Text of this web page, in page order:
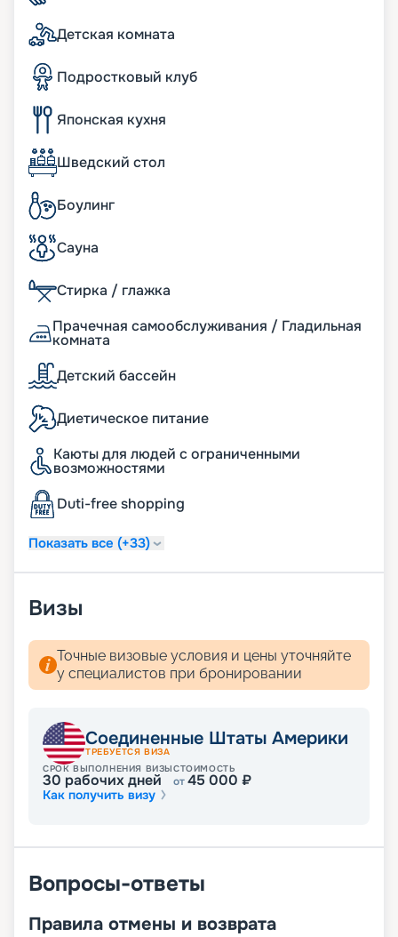
суши с собой. Предусмотрено и детское меню.
При желании вы можете заказать еду в каюту.
Детская комната
Подростковый клуб
Японская кухня
Шведский стол
Боулинг
Сауна
Стирка / глажка
Прачечная самообслуживания / Гладильная
комната
Детский бассейн
Диетическое питание
Каюты для людей с ограниченными
возможностями
Duti-free shopping
Показать все (+33)
Визы
Точные визовые условия и цены уточняйте
у специалистов при бронировании
Соединенные Штаты Америки
ТРЕБУЕТСЯ ВИЗА
СРОК ВЫПОЛНЕНИЯ ВИЗЫ
30 рабочих дней
СТОИМОСТЬ
от45 000 ₽
Как получить визу
Вопросы-ответы
Правила отмены и возврата